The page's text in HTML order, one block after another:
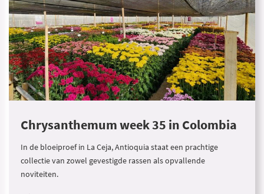
Chrysanthemum week 35 in Colombia
In de bloeiproef in La Ceja, Antioquia staat een prachtige
collectie van zowel gevestigde rassen als opvallende
noviteiten.